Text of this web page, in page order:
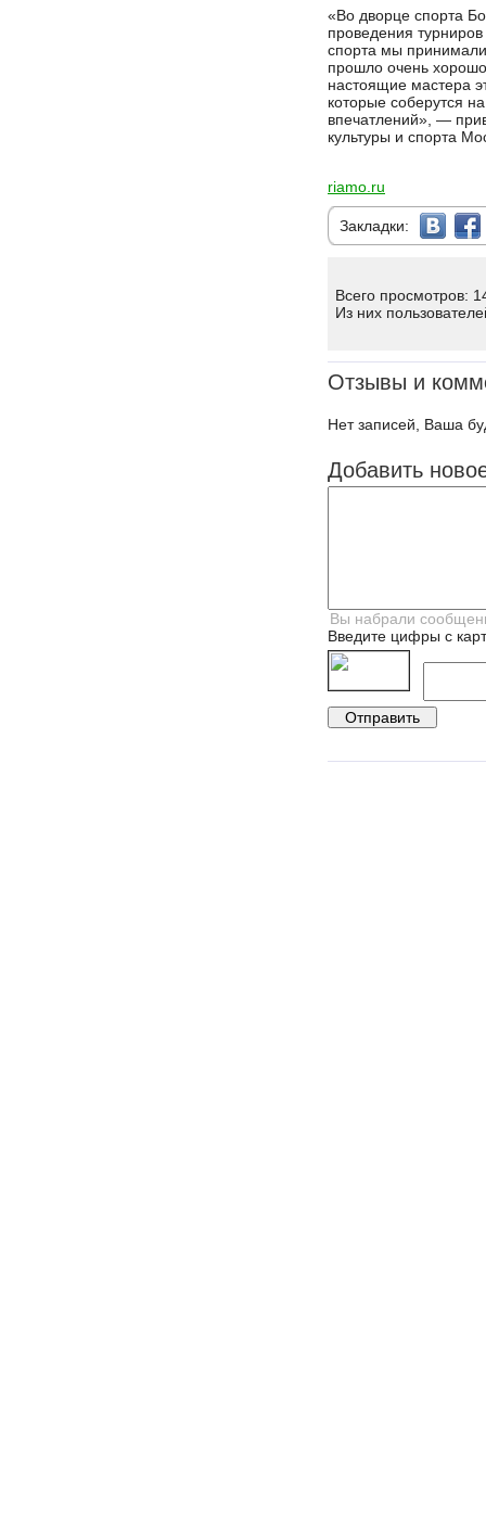
«Во дворце спорта
проведения
спорта мы
прошло очень
настоящие мастера
которые соберутся
впечатлений», —
культуры и спорта
riamo.ru
Закладки:
Всего просмотров:
Из них
Отзывы и
Нет записей, Ваша
Добавить
Введите цифры с